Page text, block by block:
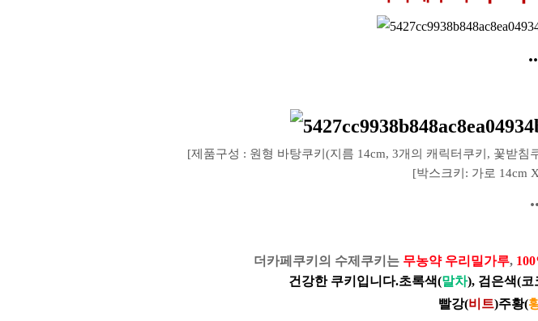
[제품구성 : 원형 바탕쿠키(지름 14cm, 3개의 캐릭터쿠키, 꽃받
[박스크키: 가로 14cm
더카페쿠키의 수제쿠키는 무농약 우리밀가루,
건강한 쿠키입니다.초록색(말차), 검은색(코
빨강(비트)주황(